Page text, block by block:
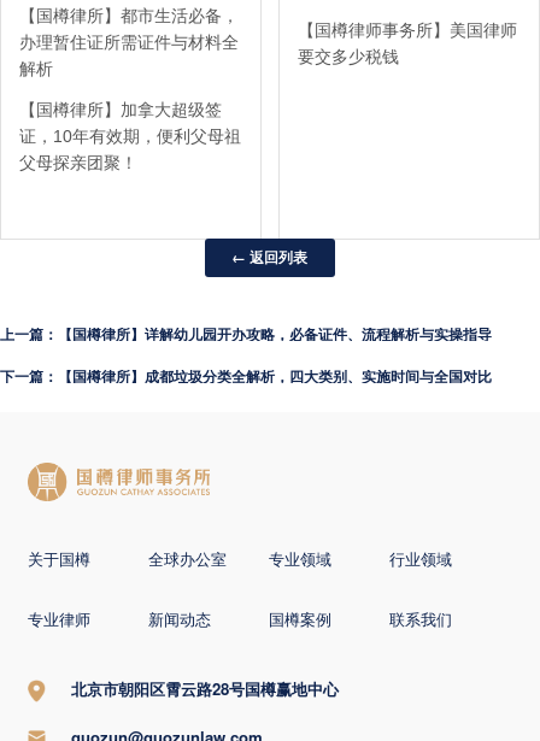
【国樽律所】都市生活必备，
办理暂住证所需证件与材料全
解析
【国樽律所】加拿大超级签
证，10年有效期，便利父母祖
父母探亲团聚！
【国樽律师事务所】美国律师
要交多少税钱
← 返回列表
上一篇：【国樽律所】详解幼儿园开办攻略，必备证件、流程解析与实操指导
下一篇：【国樽律所】成都垃圾分类全解析，四大类别、实施时间与全国对比
关于国樽 全球办公室 专业领域 行业领域
专业律师 新闻动态 国樽案例 联系我们
北京市朝阳区霄云路28号国樽赢地中心
guozun@guozunlaw.com